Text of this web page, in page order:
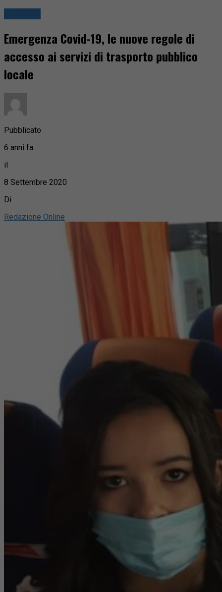
Emergenza Covid-19, le nuove regole di
accesso ai servizi di trasporto pubblico
locale
Pubblicato
6 anni fa
il
8 Settembre 2020
Di
Redazione Online